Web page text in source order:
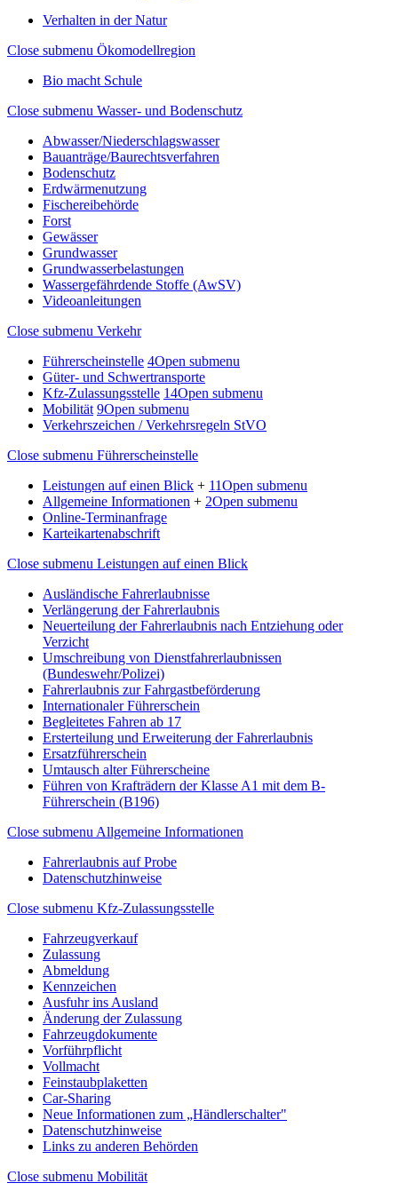
Verhalten in der Natur
Close submenu Ökomodellregion
Bio macht Schule
Close submenu Wasser- und Bodenschutz
Abwasser/Niederschlagswasser
Bauanträge/Baurechtsverfahren
Bodenschutz
Erdwärmenutzung
Fischereibehörde
Forst
Gewässer
Grundwasser
Grundwasserbelastungen
Wassergefährdende Stoffe (AwSV)
Videoanleitungen
Close submenu Verkehr
Führerscheinstelle 4Open submenu
Güter- und Schwertransporte
Kfz-Zulassungsstelle 14Open submenu
Mobilität 9Open submenu
Verkehrszeichen / Verkehrsregeln StVO
Close submenu Führerscheinstelle
Leistungen auf einen Blick + 11Open submenu
Allgemeine Informationen + 2Open submenu
Online-Terminanfrage
Karteikartenabschrift
Close submenu Leistungen auf einen Blick
Ausländische Fahrerlaubnisse
Verlängerung der Fahrerlaubnis
Neuerteilung der Fahrerlaubnis nach Entziehung oder
Verzicht
Umschreibung von Dienstfahrerlaubnissen
(Bundeswehr/Polizei)
Fahrerlaubnis zur Fahrgastbeförderung
Internationaler Führerschein
Begleitetes Fahren ab 17
Ersterteilung und Erweiterung der Fahrerlaubnis
Ersatzführerschein
Umtausch alter Führerscheine
Führen von Krafträdern der Klasse A1 mit dem B-
Führerschein (B196)
Close submenu Allgemeine Informationen
Fahrerlaubnis auf Probe
Datenschutzhinweise
Close submenu Kfz-Zulassungsstelle
Fahrzeugverkauf
Zulassung
Abmeldung
Kennzeichen
Ausfuhr ins Ausland
Änderung der Zulassung
Fahrzeugdokumente
Vorführpflicht
Vollmacht
Feinstaubplaketten
Car-Sharing
Neue Informationen zum „Händlerschalter"
Datenschutzhinweise
Links zu anderen Behörden
Close submenu Mobilität